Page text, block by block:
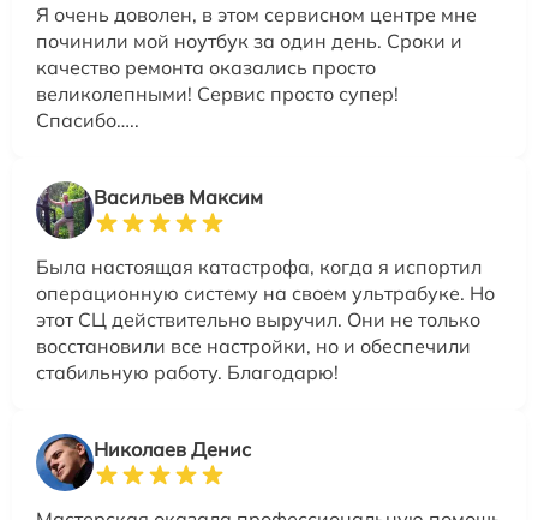
Я очень доволен, в этом сервисном центре мне
починили мой ноутбук за один день. Сроки и
качество ремонта оказались просто
великолепными! Сервис просто супер!
Спасибо…..
Васильев Максим
Была настоящая катастрофа, когда я испортил
операционную систему на своем ультрабуке. Но
этот СЦ действительно выручил. Они не только
восстановили все настройки, но и обеспечили
стабильную работу. Благодарю!
Николаев Денис